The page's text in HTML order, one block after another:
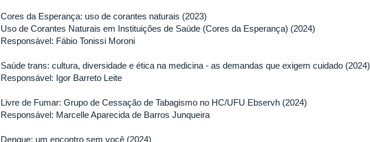
Cores da Esperança: uso de corantes naturais (2023)
Uso de Corantes Naturais em Instituições de Saúde (Cores da Esperança) (2024)
Responsável: Fábio Tonissi Moroni
Saúde trans: cultura, diversidade e ética na medicina - as demandas que exigem cuidado (2024)
Responsável: Igor Barreto Leite
Livre de Fumar: Grupo de Cessação de Tabagismo no HC/UFU Ebservh (2024)
Responsável: Marcelle Aparecida de Barros Junqueira
Dengue: um encontro sem você (2024)